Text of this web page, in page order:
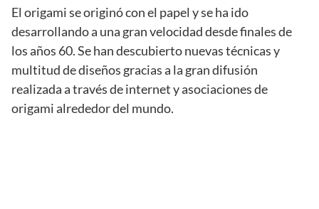
El origami se originó con el papel y se ha ido
desarrollando a una gran velocidad desde finales de
los años 60. Se han descubierto nuevas técnicas y
multitud de diseños gracias a la gran difusión
realizada a través de internet y asociaciones de
origami alrededor del mundo.